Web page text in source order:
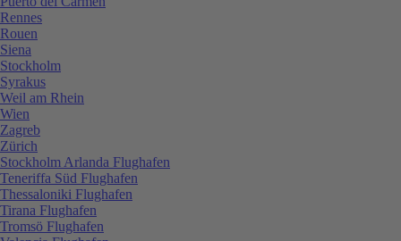
Rennes
Rouen
Siena
Stockholm
Syrakus
Weil am Rhein
Wien
Zagreb
Zürich
Stockholm Arlanda Flughafen
Teneriffa Süd Flughafen
Thessaloniki Flughafen
Tirana Flughafen
Tromsö Flughafen